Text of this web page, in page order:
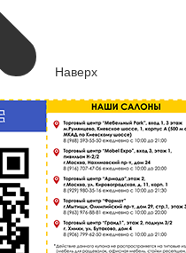
Наверх